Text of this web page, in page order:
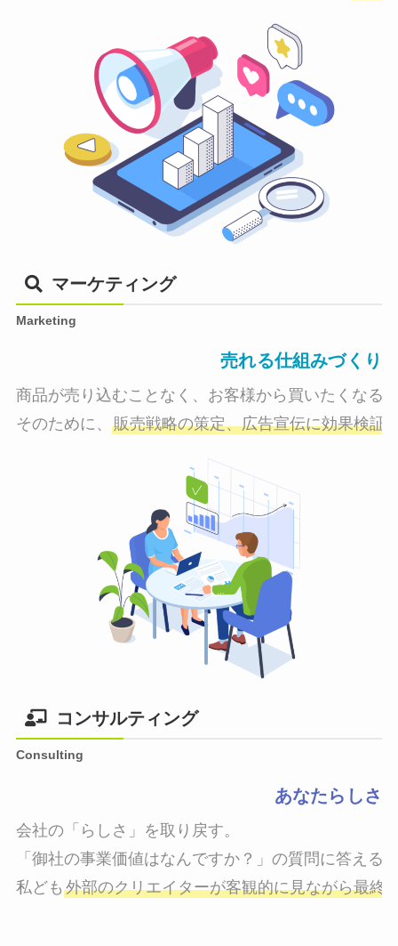
マーケティング
Marketing
売れる仕組みづくり
商品が売り込むことなく、お客様から買いたくなる
そのために、 販売戦略の策定、広告宣伝に効果検証
コンサルティング
Consulting
あなたらしさ
会社の「らしさ」を取り戻す。
「御社の事業価値はなんですか？」の質問に答える
私ども 外部のクリエイターが客観的に見ながら最終